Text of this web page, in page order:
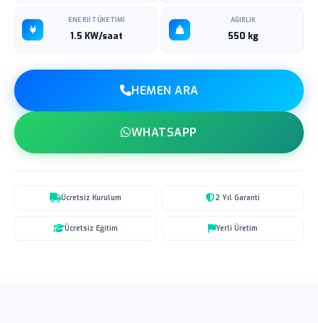
ENERJI TÜKETIMI
1.5 KW/saat
AĞIRLIK
550 kg
HEMEN ARA
WHATSAPP
Ücretsiz Kurulum 2 Yıl Garanti
Ücretsiz Eğitim Yerli Üretim